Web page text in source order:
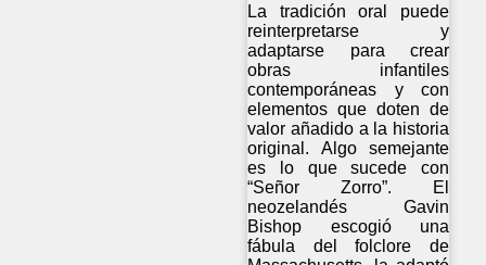
La tradición oral puede
reinterpretarse y
adaptarse para crear
obras infantiles
contemporáneas y con
elementos que doten de
valor añadido a la historia
original. Algo semejante
es lo que sucede con
“Señor Zorro”. El
neozelandés Gavin
Bishop escogió una
fábula del folclore de